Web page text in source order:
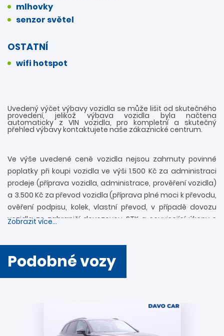
mlhovky
senzor světel
OSTATNÍ
wifi hotspot
Uvedený výčet výbavy vozidla se může lišit od skutečného
provedení, jelikož výbava vozidla byla načtena
automaticky z VIN vozidla, pro kompletní a skutečný
přehled výbavy kontaktujete naše zákaznické centrum.
Ve výše uvedené ceně vozidla nejsou zahrnuty povinné
poplatky při koupi vozidla ve výši 1.500 Kč za administraci
prodeje (příprava vozidla, administrace, prověření vozidla)
a 3.500 Kč za převod vozidla (příprava plné moci k převodu,
ověření podpisu, kolek, vlastní převod, v případě dovozu
vozidla ze zahraničí dovozovou STK a související úkony s
prostřednictvím zákaznické linky 739 34 34 34 či přímo v
provozovně. Nejedná se o návrh na uzavření smlouvy
(nabídky) ve smyslu § 1731 a § 1732 zákona č. 89/2012 Sb.,
Občanského zákoníku. Společnost DAVO CAR s.r.o. si
Podmínky akcí a vysvětlení pojmů:
Zobrazit více...
Podobné vozy